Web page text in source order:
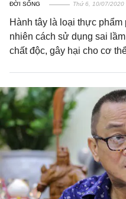
ĐỜI SỐNG Thứ 6, 10/07/2020
Hành tây là loại thực
nhiên cách sử dụng sai
chất độc, gây hại cho cơ